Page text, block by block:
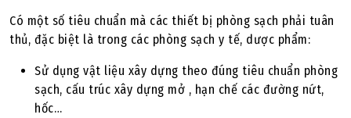
Có một số tiêu chuẩn mà các thiết bị phòng sạch phải tuân
thủ, đặc biệt là trong các phòng sạch y tế, dược phẩm:
Sử dụng vật liệu xây dựng theo đúng tiêu chuẩn phòng
sạch, cấu trúc xây dựng mở , hạn chế các đường nứt,
hốc…